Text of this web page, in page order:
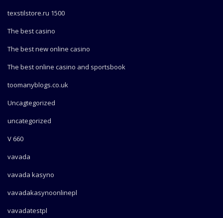
texstilstore.ru 1500
The best casino
The best new online casino
The best online casino and sportsbook
toomanyblogs.co.uk
Uncagtegorized
uncategorized
V 660
vavada
vavada kasyno
vavadakasynoonlinepl
vavadatestpl